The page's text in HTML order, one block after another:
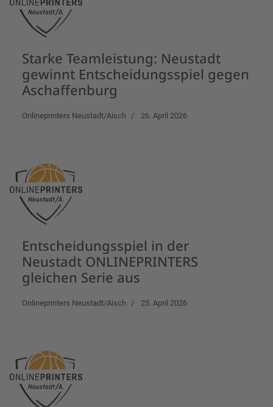
Starke Teamleistung: Neustadt
gewinnt Entscheidungsspiel gegen
Aschaffenburg
Onlineprinters Neustadt/Aisch 26. April 2026
Entscheidungsspiel in der
Neustadt ONLINEPRINTERS
gleichen Serie aus
Onlineprinters Neustadt/Aisch 25. April 2026